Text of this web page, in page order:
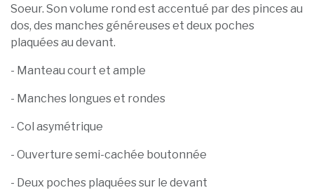
Soeur. Son volume rond est accentué par des pinces au
dos, des manches généreuses et deux poches
plaquées au devant.
- Manteau court et ample
- Manches longues et rondes
- Col asymétrique
- Ouverture semi-cachée boutonnée
- Deux poches plaquées sur le devant